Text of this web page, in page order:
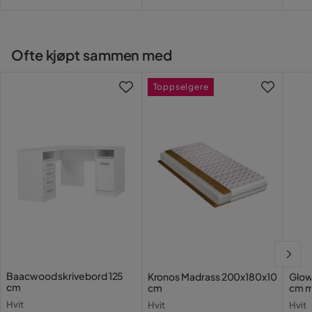
Ofte kjøpt sammen med
Baacwood skrivebord 125
cm
Hvit
Kronos Madrass 200x180x10
cm
Hvit
Toppselgere
cm
Hvit